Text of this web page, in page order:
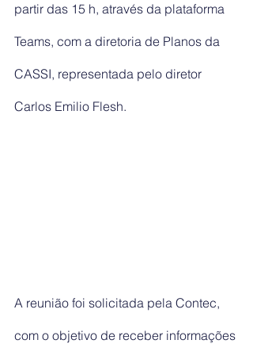
partir das 15 h, através da plataforma
Teams, com a diretoria de Planos da
CASSI, representada pelo diretor
Carlos Emilio Flesh.
A reunião foi solicitada pela Contec,
com o objetivo de receber informações